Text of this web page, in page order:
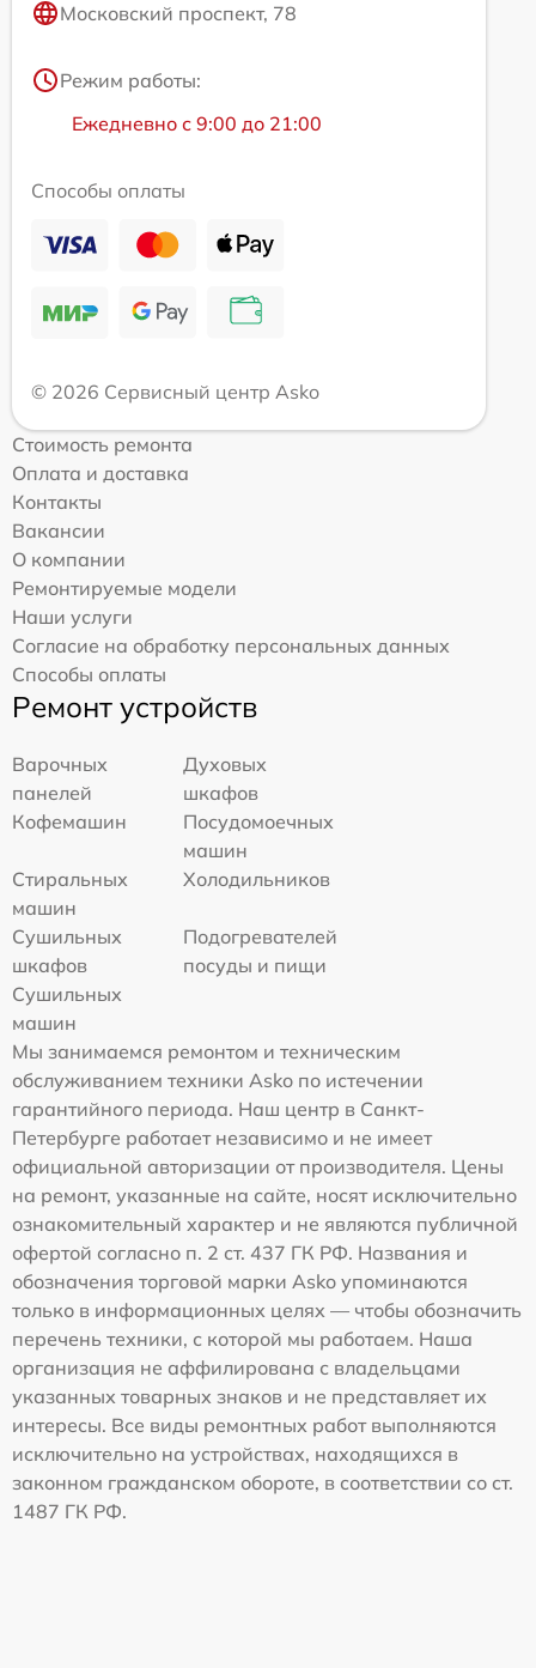
Московский проспект, 78
Режим работы:
Ежедневно с 9:00 до 21:00
Способы оплаты
© 2026 Сервисный центр Asko
Стоимость ремонта
Оплата и доставка
Контакты
Вакансии
О компании
Ремонтируемые модели
Наши услуги
Согласие на обработку персональных данных
Способы оплаты
Ремонт устройств
Варочных
панелей
Духовых
шкафов
Кофемашин
Посудомоечных
машин
Стиральных
машин
Холодильников
Сушильных
шкафов
Подогревателей
посуды и пищи
Сушильных
машин
Мы занимаемся ремонтом и техническим
обслуживанием техники Asko по истечении
гарантийного периода. Наш центр в Санкт-
Петербурге работает независимо и не имеет
официальной авторизации от производителя. Цены
на ремонт, указанные на сайте, носят исключительно
ознакомительный характер и не являются публичной
офертой согласно п. 2 ст. 437 ГК РФ. Названия и
обозначения торговой марки Asko упоминаются
только в информационных целях — чтобы обозначить
перечень техники, с которой мы работаем. Наша
организация не аффилирована с владельцами
указанных товарных знаков и не представляет их
интересы. Все виды ремонтных работ выполняются
исключительно на устройствах, находящихся в
законном гражданском обороте, в соответствии со ст.
1487 ГК РФ.